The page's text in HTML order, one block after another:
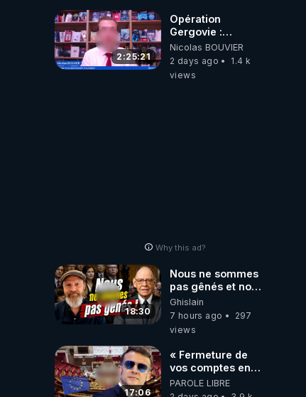
2:25:21
Opération
Gergovie :
‪@38resistancegauloise‬
‪@MarionSigautOfficiel‬
‪@gladysriifard5710‬
Nicolas BOUVIER
2 days ago
1.4 k
views
Why this ad?
18:30
Nous ne sommes
pas gênés et nous
n’avons pas
besoin de nous
excuser ! #jw
#collegecentral
Ghislain
7 hours ago
297
views
17:06
« Fermeture de
vos comptes en
banque ! » :
Macron impose
PAROLE LIBRE